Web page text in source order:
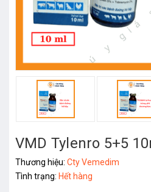
VMD Tylenro 5+5
Thương hiệu: Cty Vemedim
Tình trạng: Hết hàng